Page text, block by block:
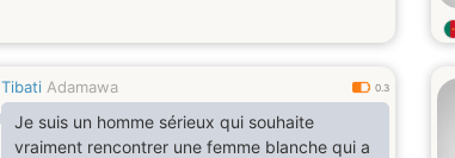
Tibati Adamawa 0.3
Je suis un homme sérieux qui souhaite
vraiment rencontrer une femme blanche qui a